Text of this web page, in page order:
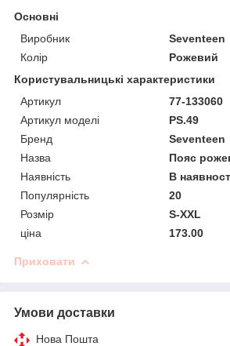
Основні
Виробник
Seventeen
Колір
Рожевий
Користувальницькі характеристики
Артикул
77-133060
Артикул моделі
PS.49
Бренд
Seventeen
Назва
Пояс
Наявність
В
Популярність
20
Розмір
S-XXL
ціна
173.00
Приховати
Умови доставки
Нова Пошта